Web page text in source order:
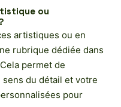
ou
artistiques ou en
rubrique dédiée dans
permet de
du détail et votre
pour